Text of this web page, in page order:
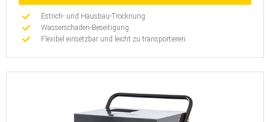
Estrich- und Hausbau-Trocknung
Wasserschaden-Beseitigung
Flexibel einsetzbar und leicht zu transportieren